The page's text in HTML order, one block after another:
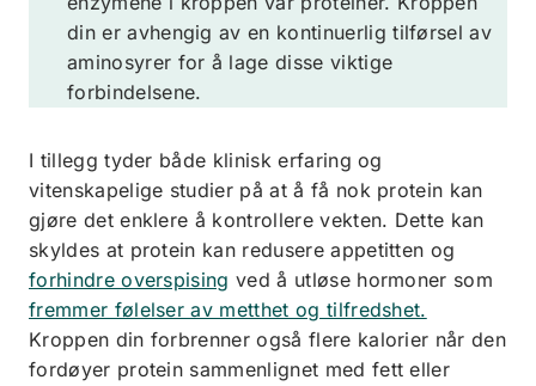
din er avhengig av en kontinuerlig tilførsel av
aminosyrer for å lage disse viktige
forbindelsene.
I tillegg tyder både klinisk erfaring og
vitenskapelige studier på at å få nok protein kan
gjøre det enklere å kontrollere vekten. Dette kan
skyldes at protein kan redusere appetitten og
forhindre overspising ved å utløse hormoner som
fremmer følelser av metthet og tilfredshet.
Kroppen din forbrenner også flere kalorier når den
fordøyer protein sammenlignet med fett eller